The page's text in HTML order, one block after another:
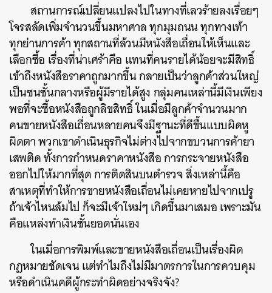
สถานการณ์เปลี่ยนแปลงไปในทางที่เลวร้ายลงเรื่อยๆ
โจรสลัดเพิ่มจำนวนขึ้นมหาศาล ทุกมุมถนน ทุกทางเท้า
ทุกย่านการค้า ทุกสถานที่ล้วนมีหนังสือเถื่อนให้เห็นและ
เลือกซื้อ เรื่องที่น่าเศร้าคือ แทนที่คนรายได้น้อยจะมีสิทธิ์
เข้าถึงหนังสือราคาถูกมากขึ้น กลายเป็นว่าลูกค้าส่วนใหญ่
เป็นชนชั้นกลางหรือผู้มีรายได้สูง กลุ่มคนเหล่านี้มีเงินเพียง
พอที่จะซื้อหนังสือถูกลิขสิทธิ์ ในเมื่อมีลูกค้าจำนวนมาก
คนขายหนังสือเถื่อนหลายคนจึงมีฐานะที่ดีขึ้นแบบผิดหู
ผิดตา พวกเขาดำเนินธุรกิจไม่ต่างไปจากขบวนการค้ายา
เสพติด ทั้งการกำหนดราคาหนังสือ การกระจายหนังสือ
ออกไปให้มากที่สุด การติดสินบนตำรวจ สิ่งเหล่านี้คือ
สาเหตุที่ทำให้การขายหนังสือเถื่อนไม่เคยหายไปจากเปรู
ถ้าเจ้าไหนล้มไป ก็จะมีเจ้าใหม่ๆ เกิดขึ้นมาเสมอ เพราะมัน
คือแหล่งทำเงินชั้นยอดนั่นเอง
ในเมื่อการพิมพ์และขายหนังสือเถื่อนเป็นเรื่องผิด
กฎหมายชัดเจน แต่ทำไมถึงไม่มีมาตรการในการควบคุม
หรือดำเนินคดีผู้กระทำผิดอย่างจริงจัง?
ค้นหา
SHARE TWEET